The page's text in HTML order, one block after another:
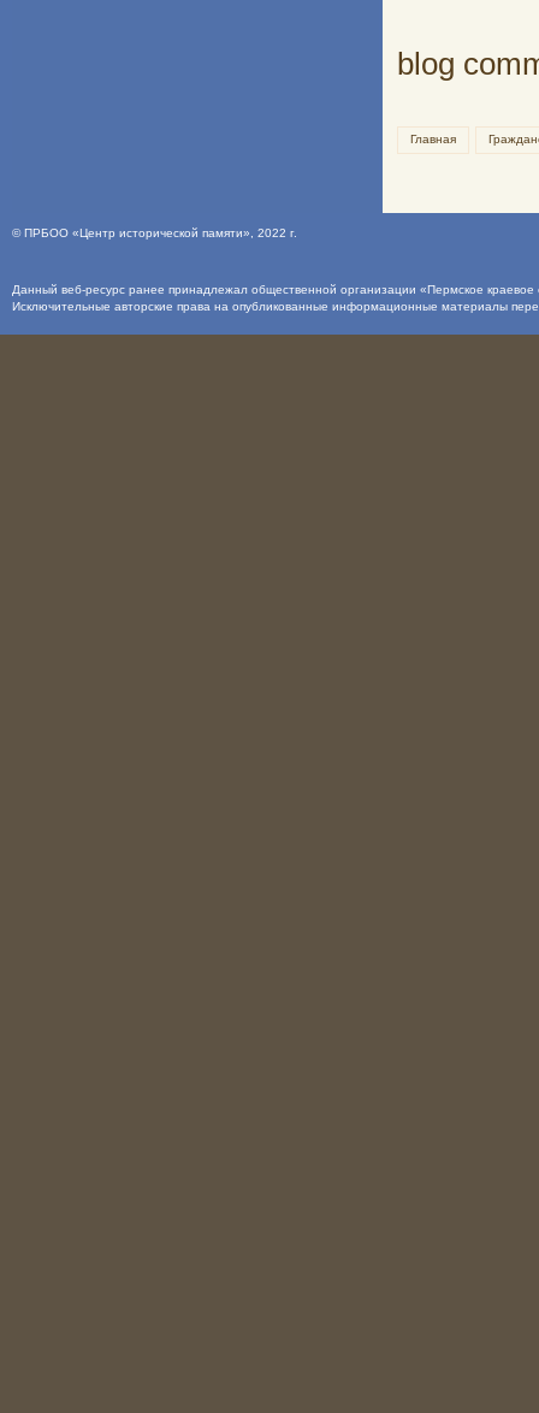
blog
Главная
©ПРБОО «Центр исторической памяти» , 2022 г.
Данный веб-ресурс ранее принадлежал общественной организации «Пермское
Исключительные авторские права на опубликованные информационные материалы